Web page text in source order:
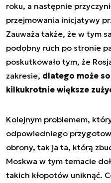
roku, a następnie
przejmowania inicjatywy
Zauważa także, że w tym
podobny ruch po stronie
poskutkowało tym, że
zakresie, dlatego może
kilkukrotnie większe
Kolejnym problemem,
odpowiedniego
obrony, tak ja ta, którą
Moskwa w tym temacie
takich kłopotów uniknąć.